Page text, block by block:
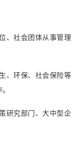
、社会团体从事管理
、环保、社会保险等
研究部门、大中型企